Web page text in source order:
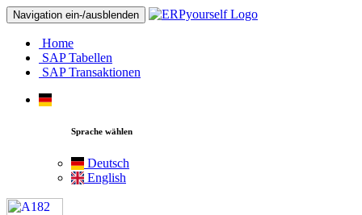
Navigation ein-/ausblenden
Home
SAP Tabellen
SAP Transaktionen
Sprache wählen
Deutsch
English